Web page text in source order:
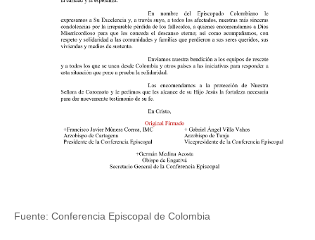
Fuente: Conferencia Episcopal de Colombia